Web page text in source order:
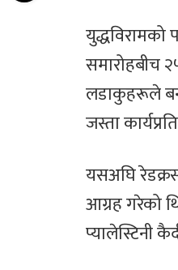
समारोहबीच
लडाकुहरूले
जस्ता
यसअघि
आग्रह गरेको
प्यालेस्टिनी